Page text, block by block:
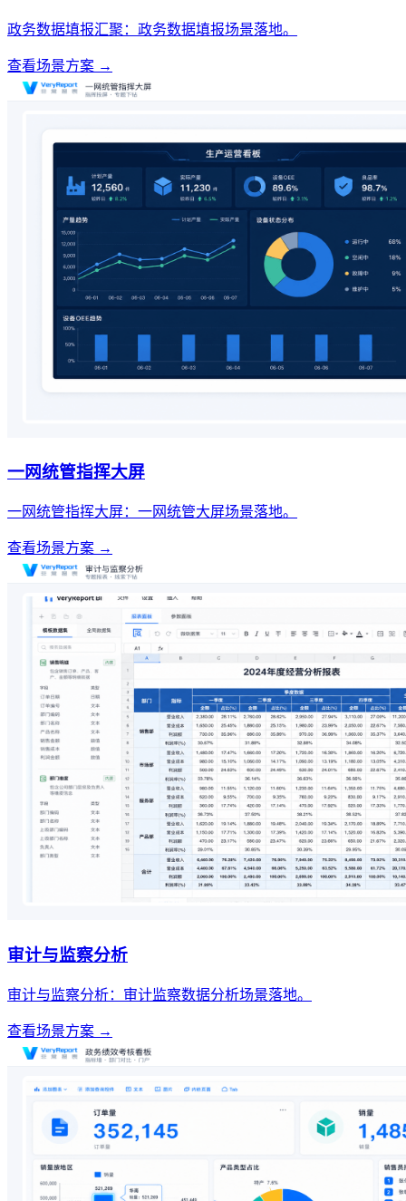
政务数据填报汇聚：政务数据填报场景落地。
查看场景方案 →
一网统管指挥大屏
一网统管指挥大屏：一网统管大屏场景落地。
查看场景方案 →
审计与监察分析
审计与监察分析：审计监察数据分析场景落地。
查看场景方案 →